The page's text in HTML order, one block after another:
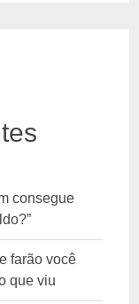
consegue
farão você
que viu